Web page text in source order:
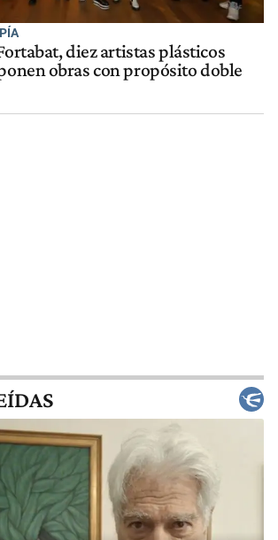
diez artistas plásticos
obras con propósito doble